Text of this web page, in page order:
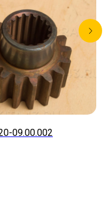
09.00.002